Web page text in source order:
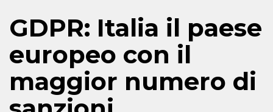
GDPR: Italia il paese
europeo con il
maggior numero di